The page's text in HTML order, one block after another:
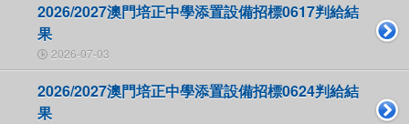
2026/2027澳門培正中學添置設備招標0617判給結
果
2026-07-03
2026/2027澳門培正中學添置設備招標0624判給結
果